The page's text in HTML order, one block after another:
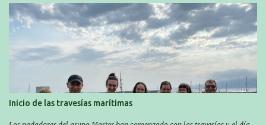
Inicio de las travesías marítimas